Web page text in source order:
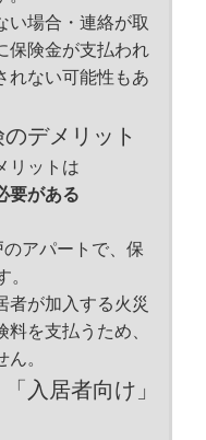
い場合・連絡が取
保険金が支払われ
れない可能性もあ
デメリット
リットは
要がある
アパートで、保
。
者が加入する火災
を支払うため、
。
入居者向け」